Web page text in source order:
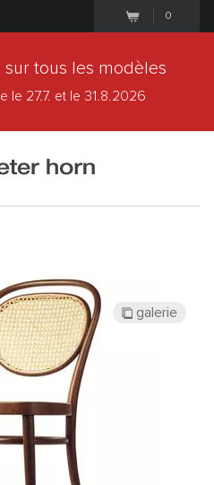
0
tous les modèles
le 27.7. et le 31.8.2026
galerie